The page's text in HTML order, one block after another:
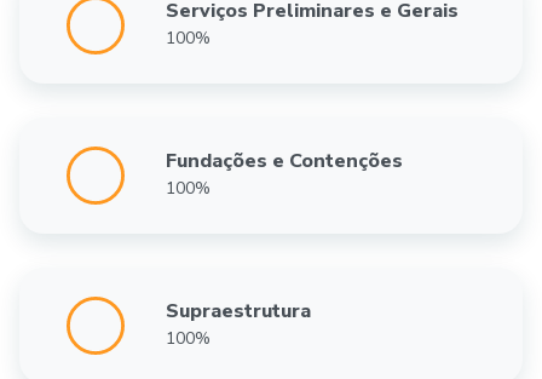
Serviços Preliminares e Gerais
100%
Fundações e Contenções
100%
Supraestrutura
100%